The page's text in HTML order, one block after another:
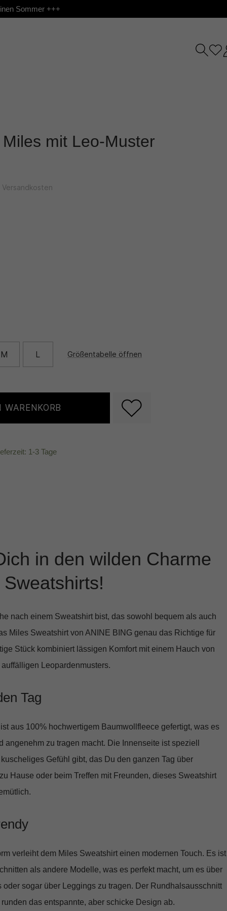
Sommer +++
mit Leo-Muster
M L Größentabelle öffnen
WARENKORB
1-3 Tage
in den wilden Charme
nach einem Sweatshirt bist, das sowohl bequem als auch
Miles Sweatshirt von ANINE BING genau das Richtige für
Stück kombiniert lässigen Komfort mit einem Hauch von
Leopardenmusters.
Tag
aus 100% hochwertigem Baumwollfleece gefertigt, was es
angenehm zu tragen macht. Die Innenseite ist speziell
Gefühl gibt, das Du den ganzen Tag über
Hause oder beim Treffen mit Freunden, dieses Sweatshirt
verleiht dem Miles Sweatshirt einen modernen Touch. Es ist
als andere Modelle, was es perfekt macht, um es über
oder sogar über Leggings zu tragen. Der Rundhalsausschnitt
das entspannte, aber schicke Design ab.